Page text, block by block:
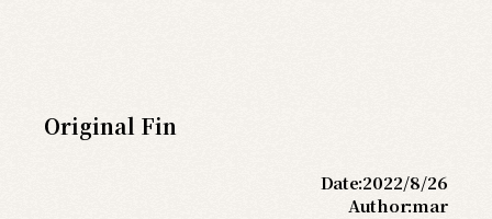
Original Fin
Date:2022/8/26
Author:mar